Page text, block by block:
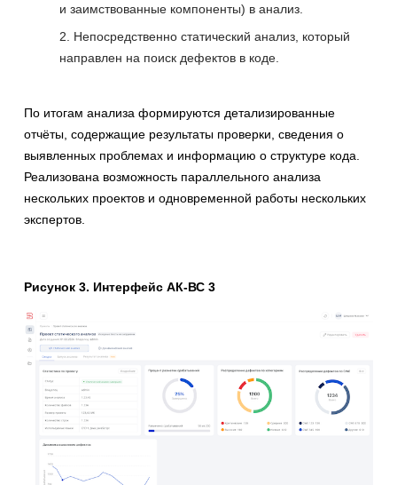
и заимствованные компоненты) в анализ.
Непосредственно статический анализ, который
направлен на поиск дефектов в коде.
По итогам анализа формируются детализированные
отчёты, содержащие результаты проверки, сведения о
выявленных проблемах и информацию о структуре кода.
Реализована возможность параллельного анализа
нескольких проектов и одновременной работы нескольких
экспертов.
Рисунок 3. Интерфейс АК-ВС 3